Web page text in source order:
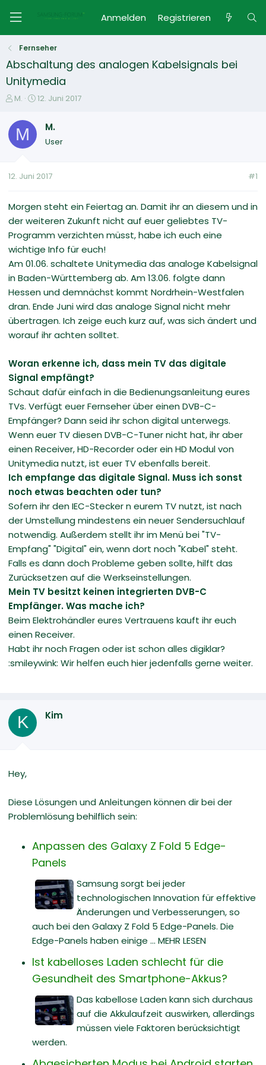
Anmelden Registrieren
Fernseher
Abschaltung des analogen Kabelsignals bei
Unitymedia
E
s
e
e
M.
E
t
m
12. Juni 2017
M M.
User
12. Juni 2017 #1
Morgen steht ein Feiertag an. Damit ihr an diesem und in
der weiteren Zukunft nicht auf euer geliebtes TV-
Programm verzichten müsst, habe ich euch eine
wichtige Info für euch!
Am 01.06. schaltete Unitymedia das analoge Kabelsignal
in Baden-Württemberg ab. Am 13.06. folgte dann
Hessen und demnächst kommt Nordrhein-Westfalen
dran. Ende Juni wird das analoge Signal nicht mehr
übertragen. Ich zeige euch kurz auf, was sich ändert und
worauf ihr achten solltet.
Woran erkenne ich, dass mein TV das digitale
Signal empfängt?
Schaut dafür einfach in die Bedienungsanleitung eures
TVs. Verfügt euer Fernseher über einen DVB-C-
Empfänger? Dann seid ihr schon digital unterwegs.
Wenn euer TV diesen DVB-C-Tuner nicht hat, ihr aber
einen Receiver, HD-Recorder oder ein HD Modul von
Unitymedia nutzt, ist euer TV ebenfalls bereit.
Ich empfange das digitale Signal. Muss ich sonst
noch etwas beachten oder tun?
Sofern ihr den IEC-Stecker n eurem TV nutzt, ist nach
der Umstellung mindestens ein neuer Sendersuchlauf
notwendig. Außerdem stellt ihr im Menü bei "TV-
Empfang" "Digital" ein, wenn dort noch "Kabel" steht.
Falls es dann doch Probleme geben sollte, hilft das
Zurücksetzen auf die Werkseinstellungen.
Mein TV besitzt keinen integrierten DVB-C
Empfänger. Was mache ich?
Beim Elektrohändler eures Vertrauens kauft ihr euch
einen Receiver.
Habt ihr noch Fragen oder ist schon alles digiklar?
:smileywink: Wir helfen euch hier jedenfalls gerne weiter.
K Kim
Hey,
Diese Lösungen und Anleitungen können dir bei der
Problemlösung behilflich sein:
Anpassen des Galaxy Z Fold 5 Edge-
Panels
Samsung sorgt bei jeder
technologischen Innovation für effektive
Änderungen und Verbesserungen, so
auch bei den Galaxy Z Fold 5 Edge-Panels. Die
Edge-Panels haben einige ... MEHR LESEN
Ist kabelloses Laden schlecht für die
Gesundheit des Smartphone-Akkus?
Das kabellose Laden kann sich durchaus
auf die Akkulaufzeit auswirken, allerdings
müssen viele Faktoren berücksichtigt
werden.